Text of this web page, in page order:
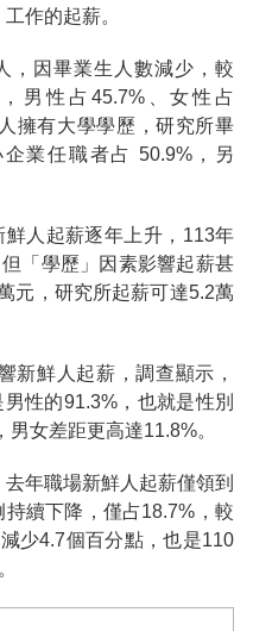
作的起薪。
，因畢業生人數減少，較
男性占45.7%、女性占
擁有大學學歷，研究所畢
業任職者占 50.9%，另
人起薪逐年上升，113年
「學歷」因素影響起薪甚
元，研究所起薪可達5.2萬
新鮮人起薪，調查顯示，
性的91.3%，也就是性別
女差距更高達11.8%。
年職場新鮮人起薪僅領到
續下降，僅占18.7%，較
少4.7個百分點，也是110